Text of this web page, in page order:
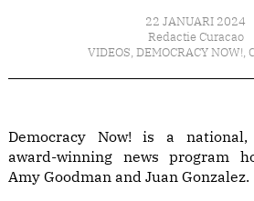
22 JANUARI 2024
Redactie Curacao
VIDEOS, DEMOCRACY NOW!,
Democracy Now! is a national,
award-winning news program
Amy Goodman and Juan Gonzalez.